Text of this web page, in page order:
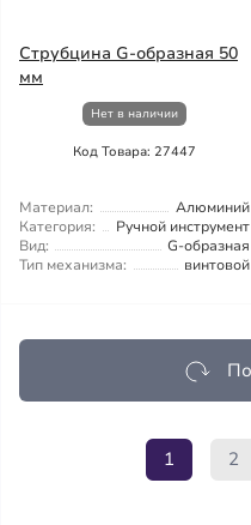
Струбцина G-образная 50
мм
Нет в наличии
Код Товара: 27447
Материал:
Алюминий
Категория:
Ручной инструмент
Вид:
G-образная
Тип механизма:
винтовой
1 2